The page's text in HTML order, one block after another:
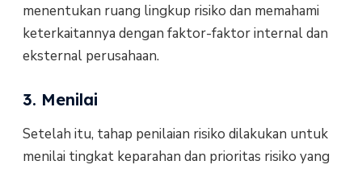
menentukan ruang lingkup risiko dan memahami
keterkaitannya dengan faktor-faktor internal dan
eksternal perusahaan.
3. Menilai
Setelah itu, tahap penilaian risiko dilakukan untuk
menilai tingkat keparahan dan prioritas risiko yang